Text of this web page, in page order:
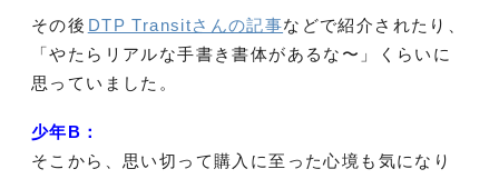
その後 DTP Transitさんの記事などで紹介されたり、
「やたらリアルな手書き書体があるな〜」くらいに
思っていました。
少年B：
そこから、思い切って購入に至った心境も気になり